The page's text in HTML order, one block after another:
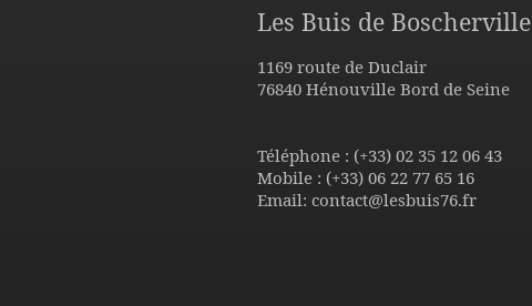
Les Buis de Boscherville
1169 route de Duclair
76840 Hénouville Bord de Seine
Téléphone : (+33) 02 35 12 06 43
Mobile : (+33) 06 22 77 65 16
Email: contact@lesbuis76.fr